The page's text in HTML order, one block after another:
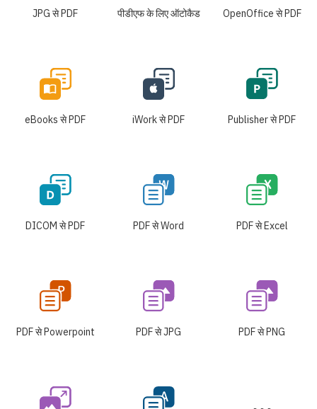
JPG से PDF पीडीएफ के लिए ऑटोकैड OpenOffice से PDF
eBooks से PDF iWork से PDF Publisher से PDF
DICOM से PDF PDF से Word PDF से Excel
PDF से Powerpoint PDF से JPG PDF से PNG